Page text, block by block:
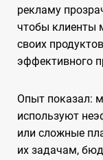
рекламу
чтобы клиенты
своих
эффективного
Опыт показал:
используют
или сложные
их задачам,